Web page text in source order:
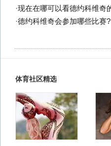
·现在在哪可以看德约科维奇
·德约科维奇会参加哪些比赛?
体育社区精选